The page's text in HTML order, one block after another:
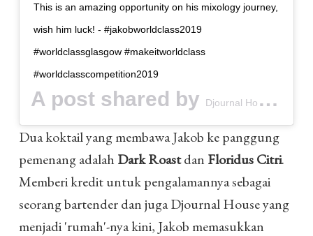
This is an amazing opportunity on his mixology journey,
wish him luck! - #jakobworldclass2019
#worldclassglasgow #makeitworldclass
#worldclasscompetition2019
A post shared by Djournal House
Dua koktail yang membawa Jakob ke panggung
pemenang adalah Dark Roastdan Floridus Citri.
Memberi kredit untuk pengalamannya sebagai
seorang bartender dan juga Djournal House yang
menjadi 'rumah'-nya kini, Jakob memasukkan